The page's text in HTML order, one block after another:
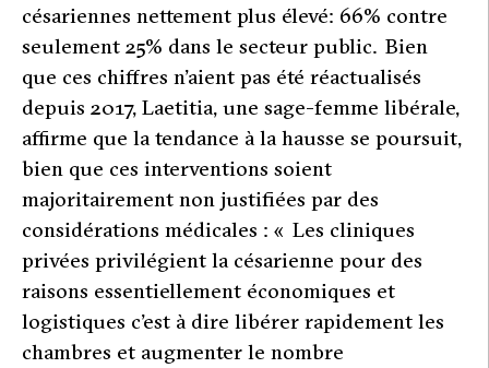
césariennes nettement plus élevé: 66% contre
seulement 25% dans le secteur public. Bien
que ces chiffres n’aient pas été réactualisés
depuis 2017, Laetitia, une sage-femme libérale,
affirme que la tendance à la hausse se poursuit,
bien que ces interventions soient
majoritairement non justifiées par des
considérations médicales : « Les cliniques
privées privilégient lacésarienne pour des
raisons essentiellement économiques et
logistiques c’est à dire libérer rapidement les
chambres et augmenter le nombre